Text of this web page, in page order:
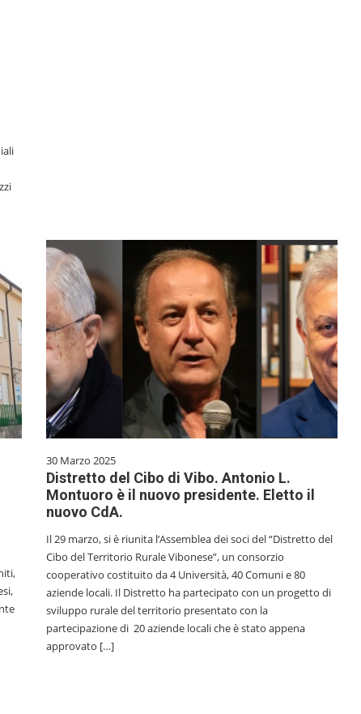
30 Marzo 2025
Distretto del Cibo di Vibo. Antonio L.
Montuoro è il nuovo presidente. Eletto il
nuovo CdA.
Il 29 marzo, si è riunita l’Assemblea dei soci del “Distretto del
Cibo del Territorio Rurale Vibonese”, un consorzio
cooperativo costituito da 4 Università, 40 Comuni e 80
aziende locali. Il Distretto ha partecipato con un progetto di
sviluppo rurale del territorio presentato con la
partecipazione di 20 aziende locali che è stato appena
approvato […]